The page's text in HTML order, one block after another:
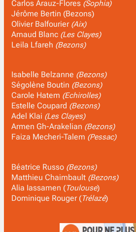
Carlos Arauz-Flores (Sophia)
Jérôme Bertin (Bezons)
Olivier Balfourier (Aix)
Arnaud Blanc (Les Clayes)
Leila Lfareh (Bezons)
Isabelle Belzanne (Bezons)
Ségolène Boutin (Bezons)
Carole Hatem (Echirolles)
Estelle Coupard (Bezons)
Adel Klai (Les Clayes)
Armen Gh-Arakelian (Bezons)
Faiza Mecheri-Talem (Pessac)
Béatrice Russo (Bezons)
Matthieu Chaimbault (Bezons)
Alia Iassamen (Toulouse)
Dominique Rouger (Trélazé)